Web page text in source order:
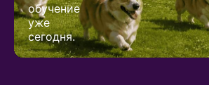
обучение
уже
сегодня.